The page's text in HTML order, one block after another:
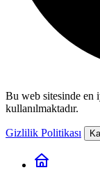
Bu web sitesinde en
kullanılmaktadır.
Gizlilik Politikası